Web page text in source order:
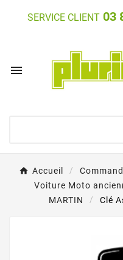
SERVICE CLIENT 03

Accueil
Voiture Moto
MARTIN
Clé